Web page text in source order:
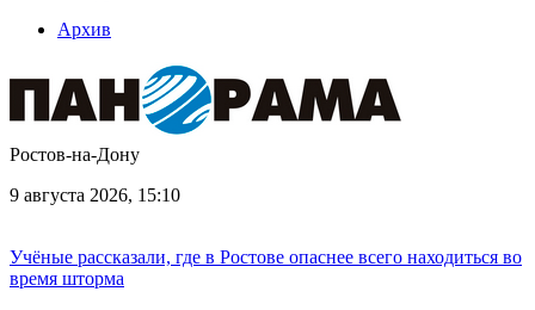
Архив
Ростов-на-Дону
9 августа 2026, 15:10
Учёные рассказали, где в Ростове опаснее всего находиться во
время шторма